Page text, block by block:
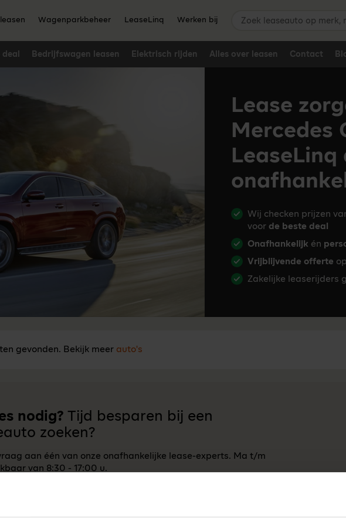
Wagenparkbeheer LeaseLinq Werken bij
Bedrijfswagen leasen Elektrisch rijden Alles over leasen Contact
Zoek leaseauto op merk,
Lease
Mercedes
LeaseLinq
Wij checken prijzen
voor de beste deal
Onafhankelijk én
Vrijblijvende offerte
Zakelijke leaserijders
gevonden. Bekijk meer auto's
nodig? Tijd besparen bij een
zoeken?
aan één van onze onafhankelijke lease-experts. Ma t/m
van 8:30 - 17:00 u.